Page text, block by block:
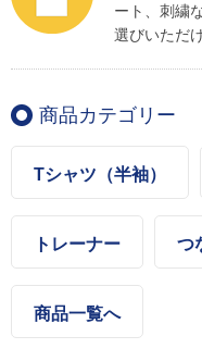
ート、刺繍
選びいただ
商品カテゴリー
Tシャツ（半袖）
トレーナー つ
商品一覧へ